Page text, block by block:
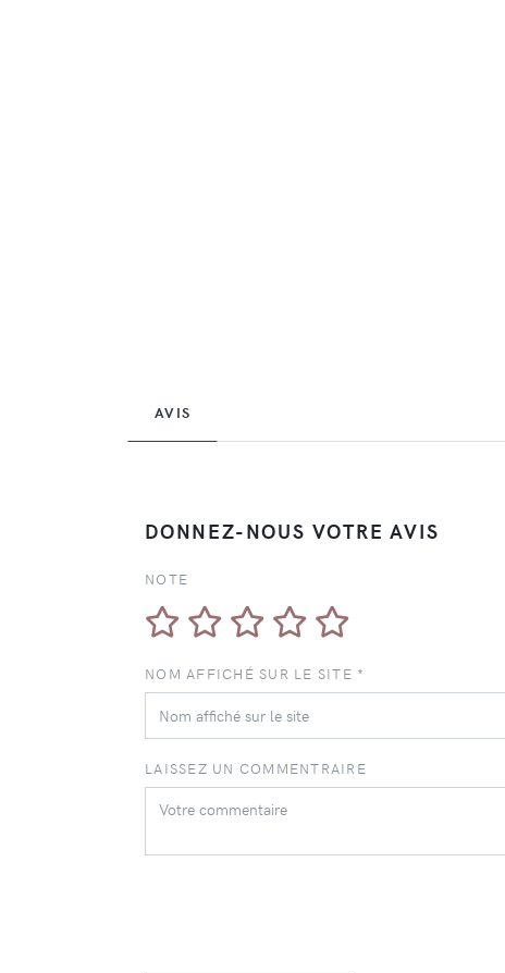
AVIS
DONNEZ-NOUS VOTRE AVIS
NOTE
NOM AFFICHÉ SUR LE SITE *
LAISSEZ UN COMMENTRAIRE